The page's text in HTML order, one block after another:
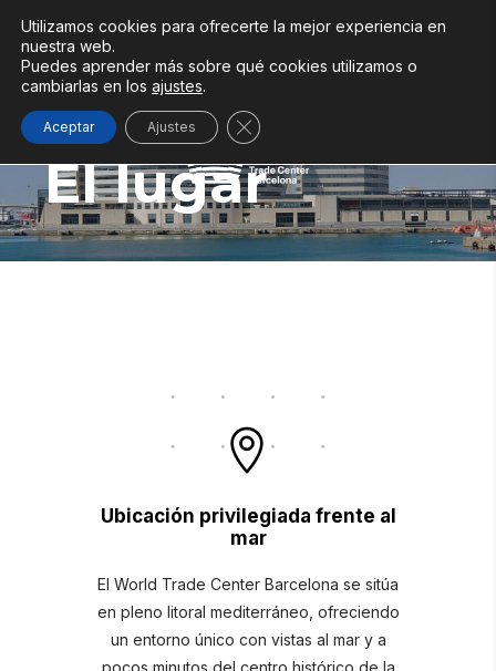
<ChipNation_Venue/>
El lugar
Ubicación privilegiada frente al
mar
El World Trade Center Barcelona se sitúa
en pleno litoral mediterráneo, ofreciendo
un entorno único con vistas al mar y a
pocos minutos del centro histórico de la
Utilizamos cookies para ofrecerte la mejor experiencia en
nuestra web.
Puedes aprender más sobre qué cookies utilizamos o
cambiarlas en los ajustes.
Aceptar Ajustes Cerrar el banner de cookies RGPD